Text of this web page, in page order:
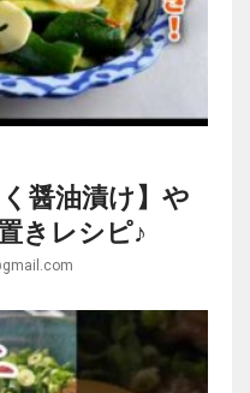
醤油漬け】や
きレシピ♪